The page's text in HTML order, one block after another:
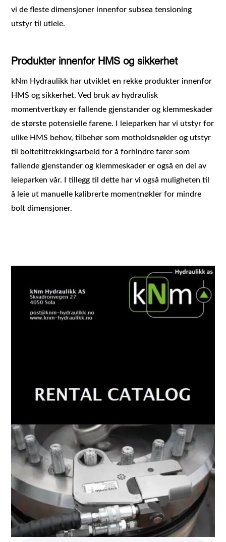
vi de fleste dimensjoner innenfor subsea tensioning
utstyr til utleie.
Produkter innenfor HMS og sikkerhet
kNm Hydraulikk har utviklet en rekke produkter innenfor
HMS og sikkerhet. Ved bruk av hydraulisk
momentvertkøy er fallende gjenstander og klemmeskader
de største potensielle farene. I leieparken har vi utstyr for
ulike HMS behov, tilbehør som motholdsnøkler og utstyr
til boltetiltrekkingsarbeid for å forhindre farer som
fallende gjenstander og klemmeskader er også en del av
leieparken vår. I tillegg til dette har vi også muligheten til
å leie ut manuelle kalibrerte momentnøkler for mindre
bolt dimensjoner.